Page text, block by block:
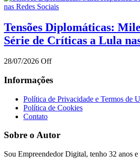
Tensões Diplomáticas:
Série de Críticas a Lula
28/07/2026 Off
Informações
Política de Privacidade e Termos de
Política de Cookies
Contato
Sobre o Autor
Sou Empreendedor Digital, tenho 32 anos